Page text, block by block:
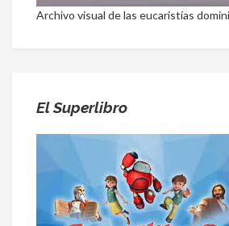
Archivo visual de las eucaristías
El Superlibro